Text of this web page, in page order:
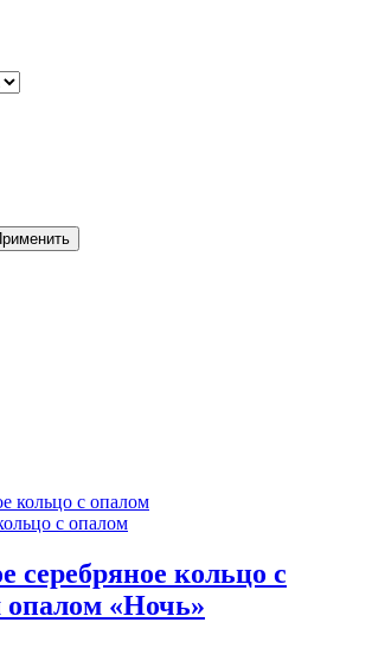
серебряное кольцо с
«Ночь»